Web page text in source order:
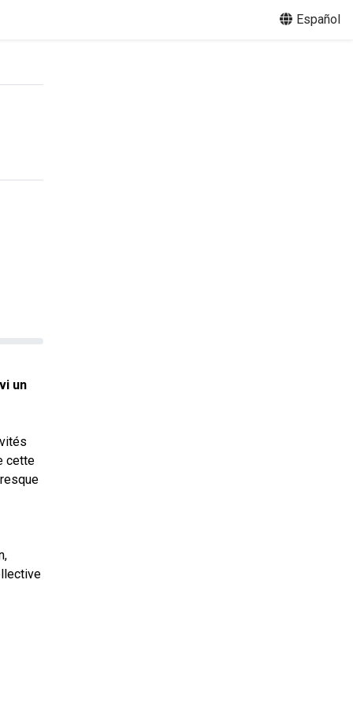
Español
un
cette